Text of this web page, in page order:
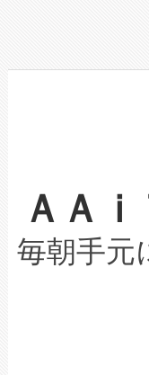
上げおよ
設備整備
加組織は
選定され
取得でき
設には、
最高経営
す。「当
ームを利
きます。
増加して
る電力網
事業者の
系統連系
限を超え
持できる
ービスレ
テリー性
念は、現
ます。
リューシ
したAvia
狭視野の
ケーブル
なレーザ
な環境下
キロメー
LiDAR
は1535
イズの小
ＡＡ
毎朝手元